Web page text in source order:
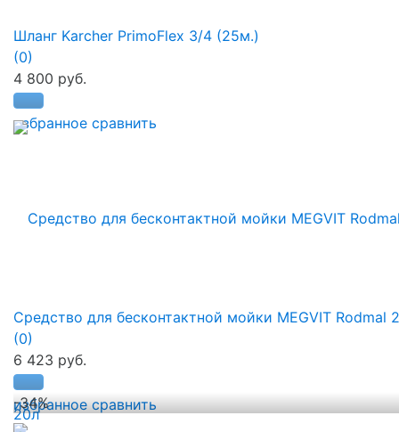
избранное сравнить
Шланг Karcher PrimoFlex 3/4 (25м.)
(0)
4 800 руб.
избранное сравнить
Средство для бесконтактной мойки MEGVIT Rodmal
(0)
6 423 руб.
-34%